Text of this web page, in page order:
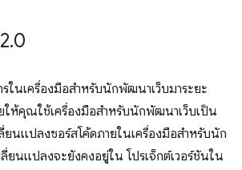
.0
ในเครื่องมือสำหรับนักพัฒนาเว็บมาระยะ
ห้คุณใช้เครื่องมือสำหรับนักพัฒนาเว็บเป็น
ยนแปลงซอร์สโค้ดภายในเครื่องมือสำหรับนัก
ยนแปลงจะยังคงอยู่ใน โปรเจ็กต์เวอร์ชันใน